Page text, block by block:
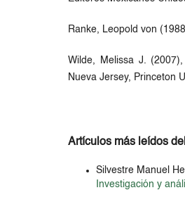
Ranke, Leopold von
Wilde, Melissa J.
Nueva Jersey, Princeton
Artículos más leídos
Silvestre Manuel
Investigación y